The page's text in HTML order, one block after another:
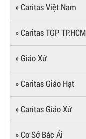
» Caritas Việt Nam
» Caritas TGP TP.HCM
» Giáo Xứ
» Caritas Giáo Hạt
» Caritas Giáo Xứ
» Cơ Sở Bác Ái